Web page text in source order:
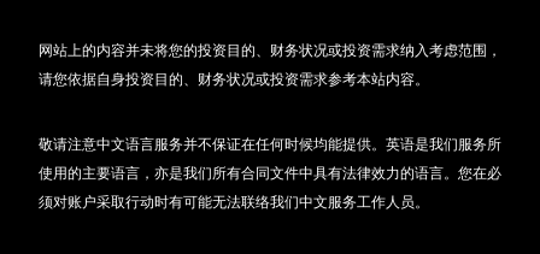
网站上的内容并未将您的投资目的、财务状况或投资需求纳入考虑范围，
请您依据自身投资目的、财务状况或投资需求参考本站内容。
敬请注意中文语言服务并不保证在任何时候均能提供。英语是我们服务所
使用的主要语言，亦是我们所有合同文件中具有法律效力的语言。您在必
须对账户采取行动时有可能无法联络我们中文服务工作人员。